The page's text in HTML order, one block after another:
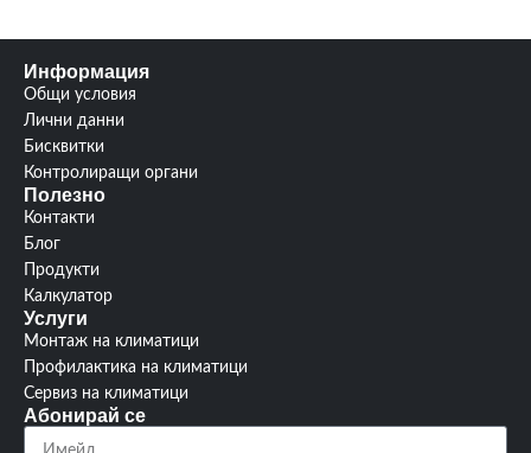
3
Ръководство:
Информация
Общи условия
Лични данни
Бисквитки
Контролиращи органи
Полезно
Контакти
Блог
Продукти
Калкулатор
Услуги
Монтаж на климатици
Профилактика на климатици
Сервиз на климатици
Абонирай се